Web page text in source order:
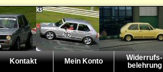
Kontakt Mein Konto
Widerrufs-
belehrung